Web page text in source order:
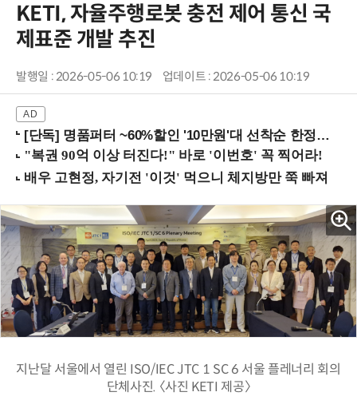
KETI, 자율주행로봇 충전 제어 통신 국
제표준 개발 추진
발행일 : 2026-05-06 10:19 업데이트 : 2026-05-06 10:19
[단독] 명품퍼터 ~60%할인 '10만원'대 선착순 한정판매!
지난달 서울에서 열린 ISO/IEC JTC 1 SC 6 서울 플레너리 회의
단체사진. 〈사진 KETI 제공〉